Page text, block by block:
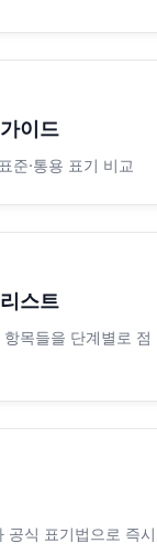
이드
준·통용 표기 비교
스트
목들을 단계별로 점
공식 표기법으로 즉시